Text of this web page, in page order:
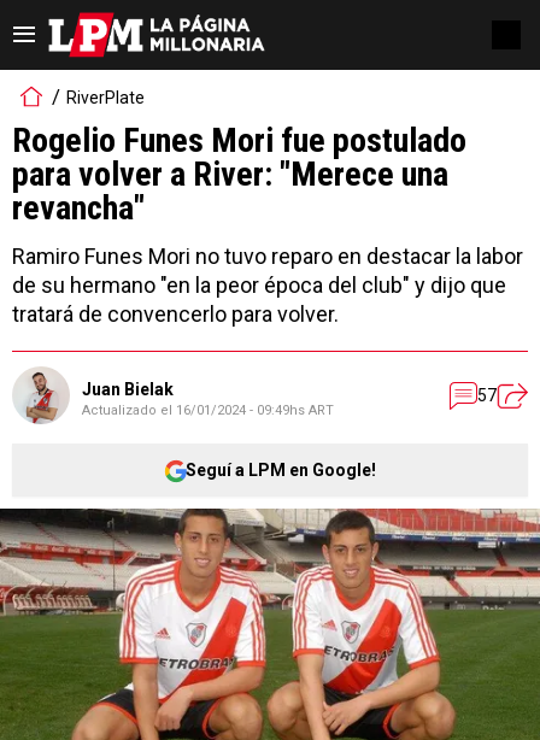
RiverPlate
Rogelio Funes Mori fue postulado
para volver a River: "Merece una
revancha"
Ramiro Funes Mori no tuvo reparo en destacar la labor
de su hermano "en la peor época del club" y dijo que
tratará de convencerlo para volver.
Juan Bielak
Actualizado el 16/01/2024 - 09:49hs ART
57
Seguí a LPM en Google!